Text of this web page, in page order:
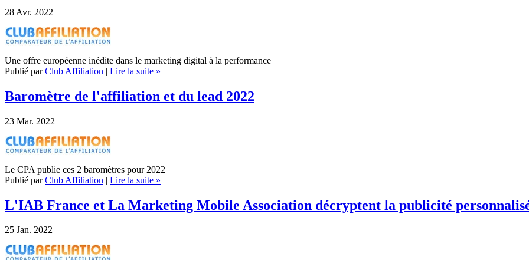
28 Avr. 2022
Une offre européenne inédite dans le marketing digital à la performance
Publié parClub Affiliation | Lire la suite »
Baromètre de l'affiliation et du lead 2022
23 Mar. 2022
Le CPA publie ces 2 baromètres pour 2022
Publié parClub Affiliation | Lire la suite »
L'IAB France et La Marketing Mobile Association décryptent la publicité
25 Jan. 2022